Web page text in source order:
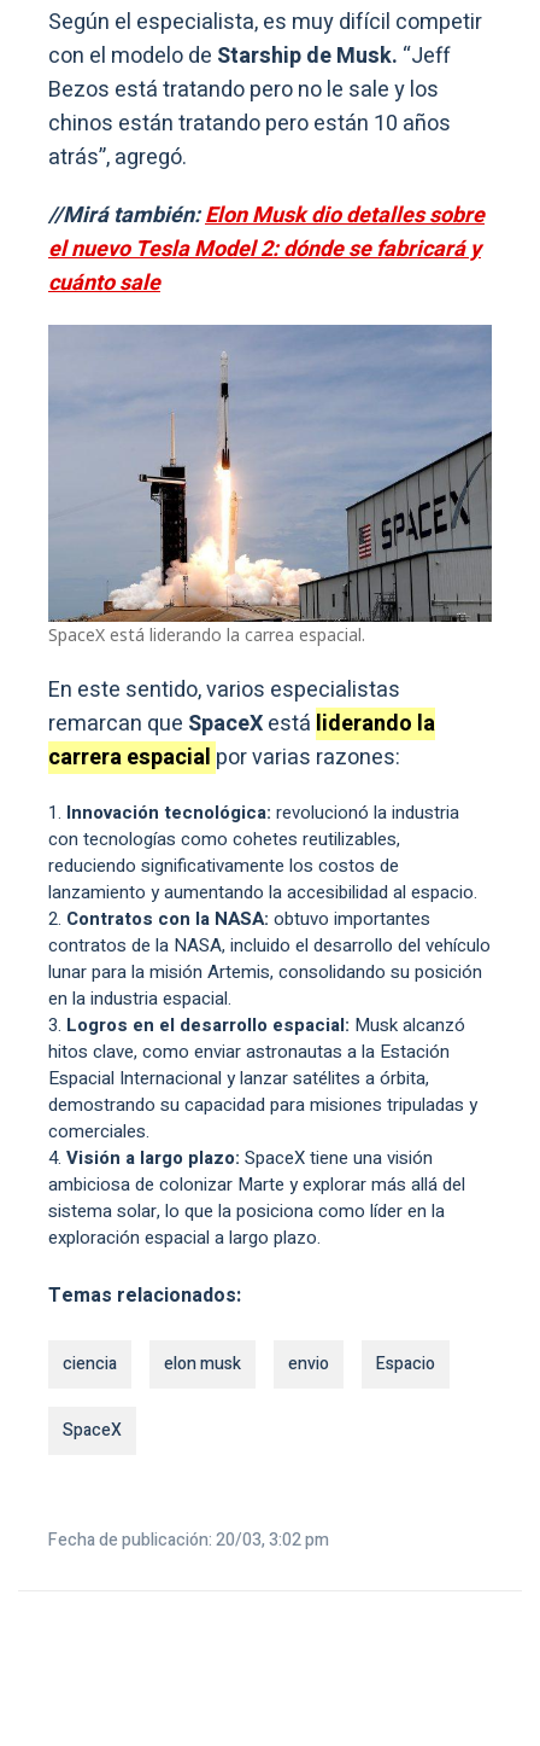
Según el especialista, es muy difícil competir
con el modelo de Starship de Musk. “Jeff
Bezos está tratando pero no le sale y los
chinos están tratando pero están 10 años
atrás”, agregó.
//Mirá también:Elon Musk dio detalles sobre
el nuevo Tesla Model 2: dónde se fabricará y
cuánto sale
SpaceX está liderando la carrea espacial.
En este sentido, varios especialistas
remarcan que SpaceXestá liderando la
carrera espacial por varias razones:
Innovación tecnológica: revolucionó la industria
con tecnologías como cohetes reutilizables,
reduciendo significativamente los costos de
lanzamiento y aumentando la accesibilidad al espacio.
Contratos con la NASA: obtuvo importantes
contratos de la NASA, incluido el desarrollo del vehículo
lunar para la misión Artemis, consolidando su posición
en la industria espacial.
Logros en el desarrollo espacial: Musk alcanzó
hitos clave, como enviar astronautas a la Estación
Espacial Internacional y lanzar satélites a órbita,
demostrando su capacidad para misiones tripuladas y
comerciales.
Visión a largo plazo: SpaceX tiene una visión
ambiciosa de colonizar Marte y explorar más allá del
sistema solar, lo que la posiciona como líder en la
exploración espacial a largo plazo.
Temas relacionados:
ciencia elon musk envio Espacio
SpaceX
Fecha de publicación: 20/03, 3:02 pm